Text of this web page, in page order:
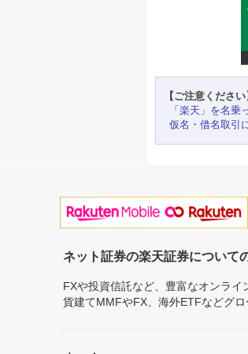
【ご注意ください
「楽天」を名乗
仮名・借名取引
ネット証券の楽天証券について
FXや投資信託など、豊富なオンラ
貨建てMMFやFX、海外ETFなどグ